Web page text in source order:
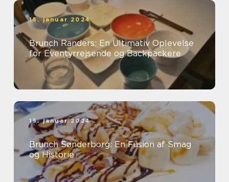
15. januar 2024
Brunch Randers: En Ultimativ Oplevelse
for Eventyrrejsende og Backpackere
15. januar 2024
Brunch Sønderborg: En Fusion af Smag
og Historie